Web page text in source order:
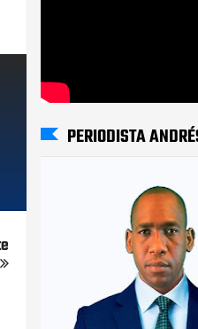
PERIODISTA